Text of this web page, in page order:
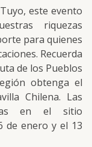
este evento
riquezas
para quienes
Recuerda
de los Pueblos
obtenga el
Chilena. Las
en el sitio
de enero y el 13